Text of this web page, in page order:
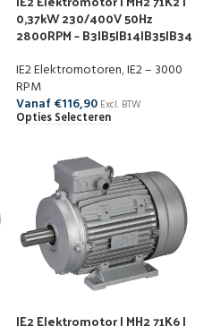
0,37kW 230/400V 50Hz
2800RPM – B3|B5|B14|B35|B34
IE2 Elektromotoren,IE2 – 3000
RPM
Vanaf€116,90 Excl. BTW
Opties Selecteren
IE2 Elektromotor | MH2 71K6 |